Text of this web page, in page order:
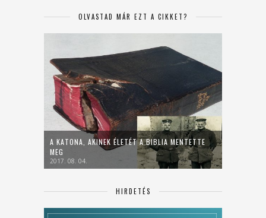
OLVASTAD MÁR EZT A CIKKET?
A KATONA, AKINEK ÉLETÉT A BIBLIA MENTETTE
MEG
2017. 08. 04.
HIRDETÉS